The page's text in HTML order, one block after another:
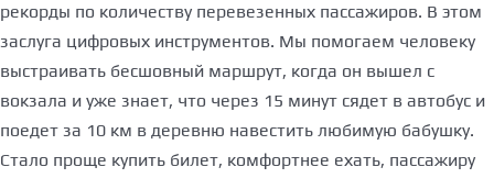
рекорды по количеству перевезенных пассажиров. В этом
заслуга цифровых инструментов. Мы помогаем человеку
выстраивать бесшовный маршрут, когда он вышел с
вокзала и уже знает, что через 15 минут сядет в автобус и
поедет за 10 км в деревню навестить любимую бабушку.
Стало проще купить билет, комфортнее ехать, пассажиру